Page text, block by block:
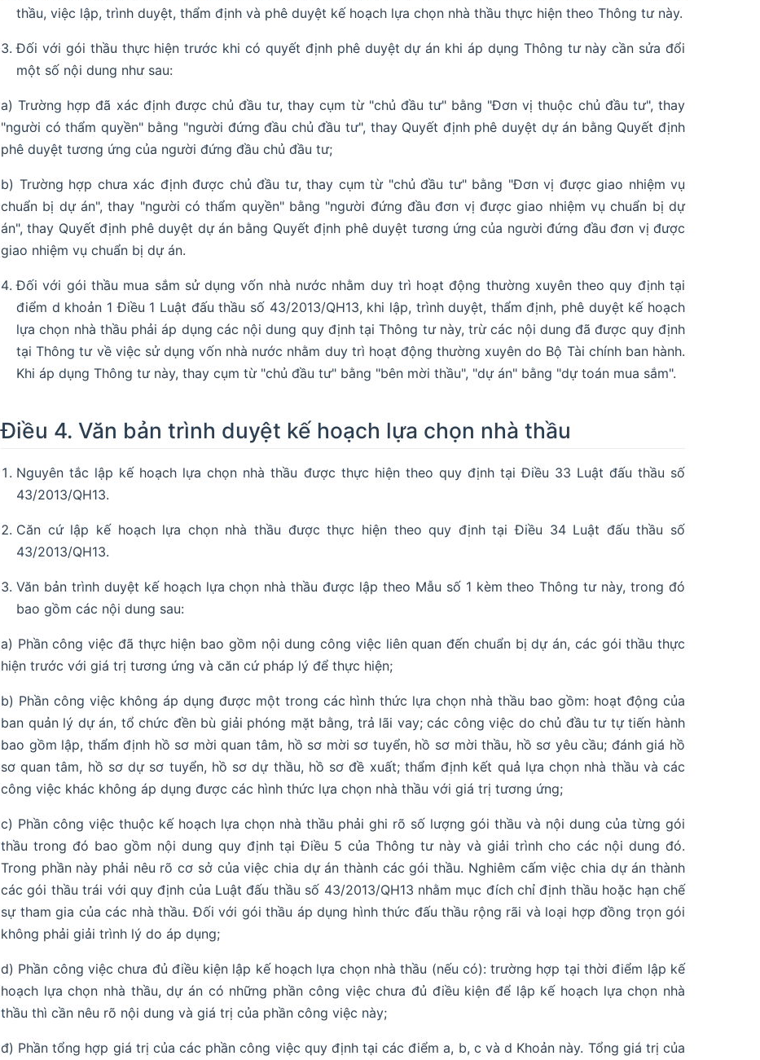
thầu, việc lập, trình duyệt, thẩm định và phê duyệt kế hoạch lựa chọn nhà thầu thực hiện theo Thông tư này.
Đối với gói thầu thực hiện trước khi có quyết định phê duyệt dự án khi áp dụng Thông tư này cần sửa đổi
một số nội dung như sau:
a) Trường hợp đã xác định được chủ đầu tư, thay cụm từ "chủ đầu tư" bằng "Đơn vị thuộc chủ đầu tư", thay
"người có thẩm quyền" bằng "người đứng đầu chủ đầu tư", thay Quyết định phê duyệt dự án bằng Quyết định
phê duyệt tương ứng của người đứng đầu chủ đầu tư;
b) Trường hợp chưa xác định được chủ đầu tư, thay cụm từ "chủ đầu tư" bằng "Đơn vị được giao nhiệm vụ
chuẩn bị dự án", thay "người có thẩm quyền" bằng "người đứng đầu đơn vị được giao nhiệm vụ chuẩn bị dự
án", thay Quyết định phê duyệt dự án bằng Quyết định phê duyệt tương ứng của người đứng đầu đơn vị được
giao nhiệm vụ chuẩn bị dự án.
Đối với gói thầu mua sắm sử dụng vốn nhà nước nhằm duy trì hoạt động thường xuyên theo quy định tại
điểm d khoản 1 Điều 1 Luật đấu thầu số 43/2013/QH13, khi lập, trình duyệt, thẩm định, phê duyệt kế hoạch
lựa chọn nhà thầu phải áp dụng các nội dung quy định tại Thông tư này, trừ các nội dung đã được quy định
tại Thông tư về việc sử dụng vốn nhà nước nhằm duy trì hoạt động thường xuyên do Bộ Tài chính ban hành.
Khi áp dụng Thông tư này, thay cụm từ "chủ đầu tư" bằng "bên mời thầu", "dự án" bằng "dự toán mua sắm".
Điều 4. Văn bản trình duyệt kế hoạch lựa chọn nhà thầu
Nguyên tắc lập kế hoạch lựa chọn nhà thầu được thực hiện theo quy định tại Điều 33 Luật đấu thầu số
43/2013/QH13.
Căn cứ lập kế hoạch lựa chọn nhà thầu được thực hiện theo quy định tại Điều 34 Luật đấu thầu số
43/2013/QH13.
Văn bản trình duyệt kế hoạch lựa chọn nhà thầu được lập theo Mẫu số 1 kèm theo Thông tư này, trong đó
bao gồm các nội dung sau:
a) Phần công việc đã thực hiện bao gồm nội dung công việc liên quan đến chuẩn bị dự án, các gói thầu thực
hiện trước với giá trị tương ứng và căn cứ pháp lý để thực hiện;
b) Phần công việc không áp dụng được một trong các hình thức lựa chọn nhà thầu bao gồm: hoạt động của
ban quản lý dự án, tổ chức đền bù giải phóng mặt bằng, trả lãi vay; các công việc do chủ đầu tư tự tiến hành
bao gồm lập, thẩm định hồ sơ mời quan tâm, hồ sơ mời sơ tuyển, hồ sơ mời thầu, hồ sơ yêu cầu; đánh giá hồ
sơ quan tâm, hồ sơ dự sơ tuyển, hồ sơ dự thầu, hồ sơ đề xuất; thẩm định kết quả lựa chọn nhà thầu và các
công việc khác không áp dụng được các hình thức lựa chọn nhà thầu với giá trị tương ứng;
c) Phần công việc thuộc kế hoạch lựa chọn nhà thầu phải ghi rõ số lượng gói thầu và nội dung của từng gói
thầu trong đó bao gồm nội dung quy định tại Điều 5 của Thông tư này và giải trình cho các nội dung đó.
Trong phần này phải nêu rõ cơ sở của việc chia dự án thành các gói thầu. Nghiêm cấm việc chia dự án thành
các gói thầu trái với quy định của Luật đấu thầu số 43/2013/QH13 nhằm mục đích chỉ định thầu hoặc hạn chế
sự tham gia của các nhà thầu. Đối với gói thầu áp dụng hình thức đấu thầu rộng rãi và loại hợp đồng trọn gói
không phải giải trình lý do áp dụng;
d) Phần công việc chưa đủ điều kiện lập kế hoạch lựa chọn nhà thầu (nếu có): trường hợp tại thời điểm lập kế
hoạch lựa chọn nhà thầu, dự án có những phần công việc chưa đủ điều kiện để lập kế hoạch lựa chọn nhà
thầu thì cần nêu rõ nội dung và giá trị của phần công việc này;
đ) Phần tổng hợp giá trị của các phần công việc quy định tại các điểm a, b, c và d Khoản này. Tổng giá trị của